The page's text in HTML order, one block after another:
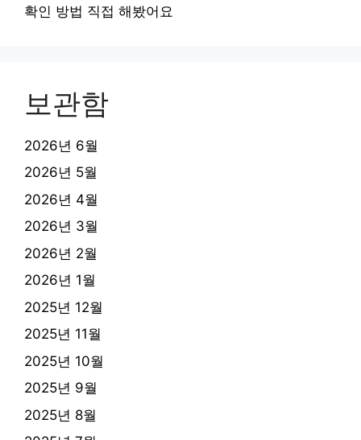
확인 방법 직접 해봤어요
보관함
2026년 6월
2026년 5월
2026년 4월
2026년 3월
2026년 2월
2026년 1월
2025년 12월
2025년 11월
2025년 10월
2025년 9월
2025년 8월